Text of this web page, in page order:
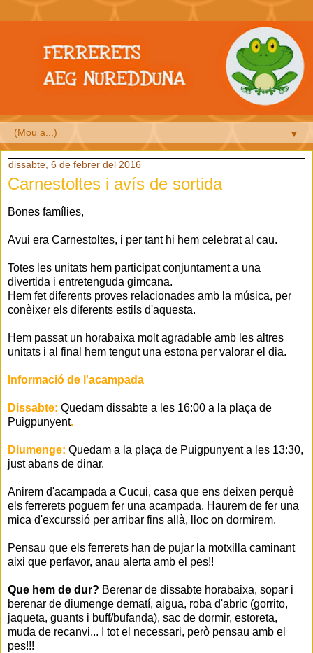
▼
dissabte, 6 de febrer del 2016
Carnestoltes i avís de sortida
Bones famílies,
Avui era Carnestoltes, i per tant hi hem celebrat al cau.
Totes les unitats hem participat conjuntament a una
divertida i entretenguda gimcana.
Hem fet diferents proves relacionades amb la música, per
conèixer els diferents estils d'aquesta.
Hem passat un horabaixa molt agradable amb les altres
unitats i al final hem tengut una estona per valorar el dia.
Informació de l'acampada
Dissabte: Quedam dissabte a les 16:00 a la plaça de
Puigpunyent.
Diumenge: Quedam a la plaça de Puigpunyent a les 13:30,
just abans de dinar.
Anirem d'acampada a Cucui, casa que ens deixen perquè
els ferrerets poguem fer una acampada. Haurem de fer una
mica d'excurssió per arribar fins allà, lloc on dormirem.
Pensau que els ferrerets han de pujar la motxilla caminant
aixi que perfavor, anau alerta amb el pes!!
Que hem de dur? Berenar de dissabte horabaixa, sopar i
berenar de diumenge dematí, aigua, roba d'abric (gorrito,
jaqueta, guants i buff/bufanda), sac de dormir, estoreta,
muda de recanvi... I tot el necessari, però pensau amb el
pes!!!